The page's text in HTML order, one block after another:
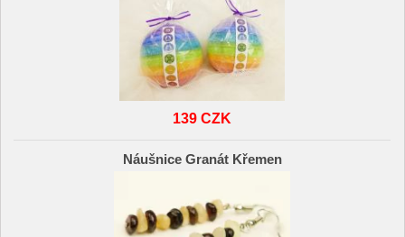
139 CZK
Náušnice Granát Křemen